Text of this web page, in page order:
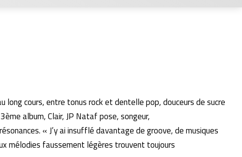
long cours, entre tonus rock et dentelle pop, douceurs de sucre
album, Clair, JP Nataf pose, songeur,
« J’y ai insufflé davantage de groove, de musiques
mélodies faussement légères trouvent toujours